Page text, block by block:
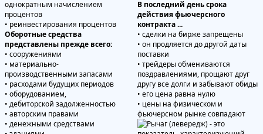
однократным начислением
процентов
• реинвестирования процентов
Оборотные средства
представлены прежде всего:
• сооружениями
• материально-
производственными запасами
• расходами будущих периодов
• оборудованием,
• дебиторской задолженностью
• авторским правами
• денежными средствами
В последний день срока
действия фьючерсного
контракта ...
• сделки на бирже запрещены
• он продляется до другой даты
поставки
• трейдеры обмениваются
поздравлениями, прощают друг
другу все долги и забывают обиды
• его цена равна нулю
• цены на физическом и
фьючерсном рынке совпадают